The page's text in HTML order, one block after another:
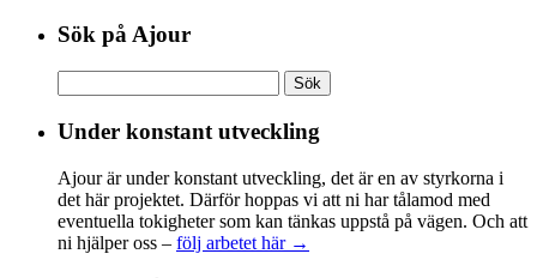
Sök på Ajour
efter:
Under konstant utveckling
Ajour är under konstant utveckling, det är en av styrkorna i
det här projektet. Därför hoppas vi att ni har tålamod med
eventuella tokigheter som kan tänkas uppstå på vägen. Och att
ni hjälper oss – följ arbetet här →